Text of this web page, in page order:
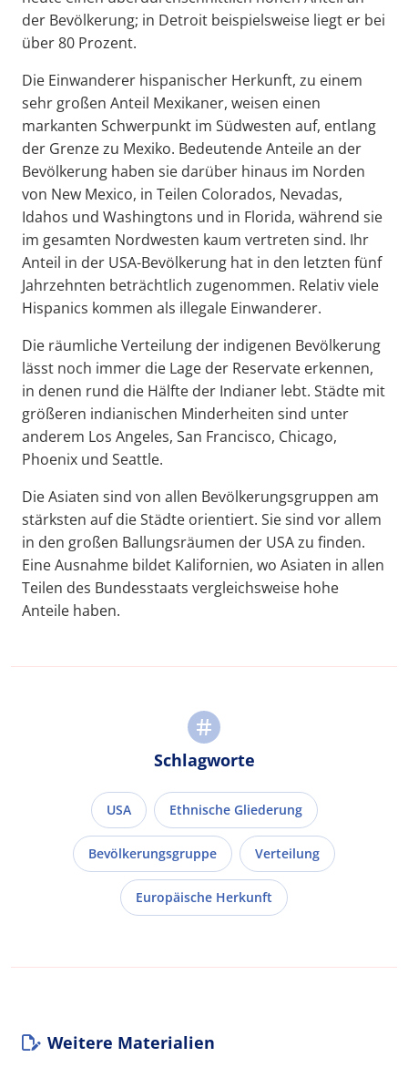
der Bevölkerung; in Detroit beispielsweise liegt er bei
über 80 Prozent.
Die Einwanderer hispanischer Herkunft, zu einem
sehr großen Anteil Mexikaner, weisen einen
markanten Schwerpunkt im Südwesten auf, entlang
der Grenze zu Mexiko. Bedeutende Anteile an der
Bevölkerung haben sie darüber hinaus im Norden
von New Mexico, in Teilen Colorados, Nevadas,
Idahos und Washingtons und in Florida, während sie
im gesamten Nordwesten kaum vertreten sind. Ihr
Anteil in der USA-Bevölkerung hat in den letzten fünf
Jahrzehnten beträchtlich zugenommen. Relativ viele
Hispanics kommen als illegale Einwanderer.
Die räumliche Verteilung der indigenen Bevölkerung
lässt noch immer die Lage der Reservate erkennen,
in denen rund die Hälfte der Indianer lebt. Städte mit
größeren indianischen Minderheiten sind unter
anderem Los Angeles, San Francisco, Chicago,
Phoenix und Seattle.
Die Asiaten sind von allen Bevölkerungsgruppen am
stärksten auf die Städte orientiert. Sie sind vor allem
in den großen Ballungsräumen der USA zu finden.
Eine Ausnahme bildet Kalifornien, wo Asiaten in allen
Teilen des Bundesstaats vergleichsweise hohe
Anteile haben.
Schlagworte
USA Ethnische Gliederung
Bevölkerungsgruppe Verteilung
Europäische Herkunft
Weitere Materialien